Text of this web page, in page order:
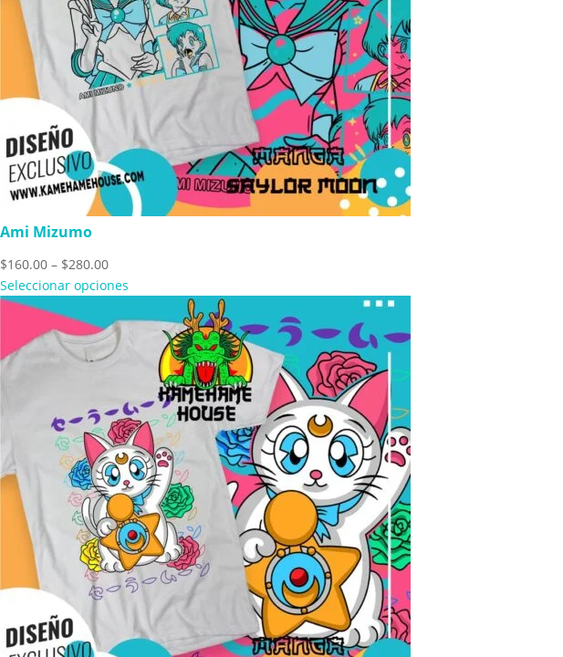
Ami Mizumo
$160.00 – $280.00Price
range:
through
$280.00
Seleccionar opciones